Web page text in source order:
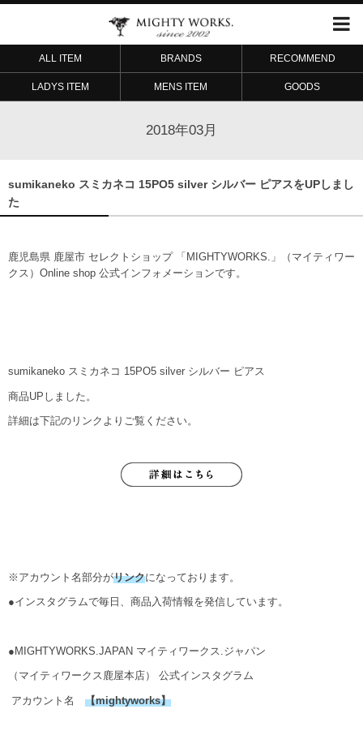
ALL ITEM BRANDS RECOMMEND
LADYS ITEM MENS ITEM GOODS
2018年03月
sumikaneko スミカネコ 15PO5 silver シルバー ピアスをUPしまし
た
鹿児島県 鹿屋市 セレクトショップ 「MIGHTYWORKS.」（マイティワー
クス）Online shop 公式インフォメーションです。
sumikaneko スミカネコ 15PO5 silver シルバー ピアス
商品UPしました。
詳細は下記のリンクよりご覧ください。
※アカウント名部分がリンクになっております。
●インスタグラムで毎日、商品入荷情報を発信しています。
●MIGHTYWORKS.JAPAN マイティワークス.ジャパン
（マイティワークス鹿屋本店） 公式インスタグラム
アカウント名 【mightyworks】